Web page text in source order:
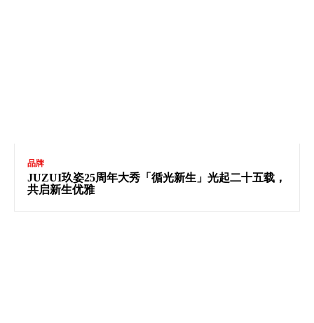
品牌
JUZUI玖姿25周年大秀「循光新生」光起二十五载，
共启新生优雅